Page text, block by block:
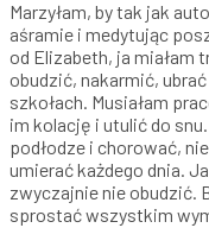
Marzyłam, by tak jak
aśramie i medytując
od Elizabeth, ja miałam
obudzić, nakarmić,
szkołach. Musiałam
im kolację i utulić do
podłodze i chorować,
umierać każdego dnia.
zwyczajnie nie obudzić.
sprostać wszystkim